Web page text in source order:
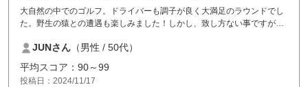
大自然の中でのゴルフ。ドライバーも調子が良く大満足のラウンドでし
た。野生の猿との遭遇も楽しみました！しかし、致し方ない事ですが、
集中できませんでした。
事前に電話でお願いしていた誕生日のケーキも段取りよく提供頂き、と
ても華やかで美味しくいい記念日になりました。
JUNさん （男性 / 50代）
平均スコア：90～99
投稿日：2024/11/17